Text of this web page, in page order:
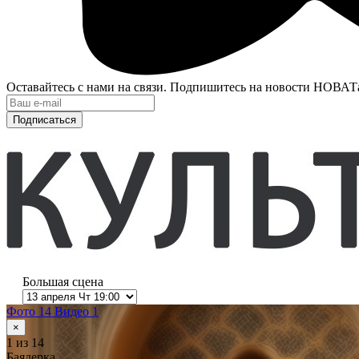
Оставайтесь с нами на связи. Подпишитесь на новости
Подписаться
Большая сцена
Фото 14 Видео 1
×
1 из 14